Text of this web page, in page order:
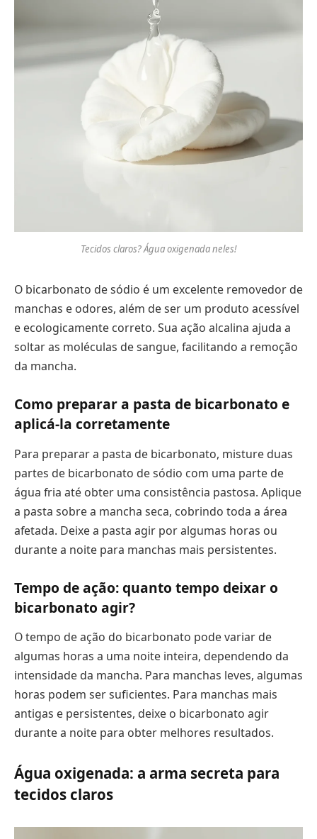
Tecidos claros? Água oxigenada neles!
O bicarbonato de sódio é um excelente removedor de
manchas e odores, além de ser um produto acessível
e ecologicamente correto. Sua ação alcalina ajuda a
soltar as moléculas de sangue, facilitando a remoção
da mancha.
Como preparar a pasta de bicarbonato e
aplicá-la corretamente
Para preparar a pasta de bicarbonato, misture duas
partes de bicarbonato de sódio com uma parte de
água fria até obter uma consistência pastosa. Aplique
a pasta sobre a mancha seca, cobrindo toda a área
afetada. Deixe a pasta agir por algumas horas ou
durante a noite para manchas mais persistentes.
Tempo de ação: quanto tempo deixar o
bicarbonato agir?
O tempo de ação do bicarbonato pode variar de
algumas horas a uma noite inteira, dependendo da
intensidade da mancha. Para manchas leves, algumas
horas podem ser suficientes. Para manchas mais
antigas e persistentes, deixe o bicarbonato agir
durante a noite para obter melhores resultados.
Água oxigenada: a arma secreta para
tecidos claros